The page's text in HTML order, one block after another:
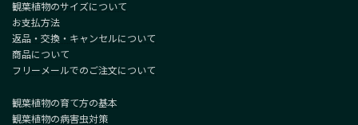
観葉植物のサイズについて
お支払方法
返品・交換・キャンセルについて
商品について
フリーメールでのご注文について
観葉植物の育て方の基本
観葉植物の病害虫対策